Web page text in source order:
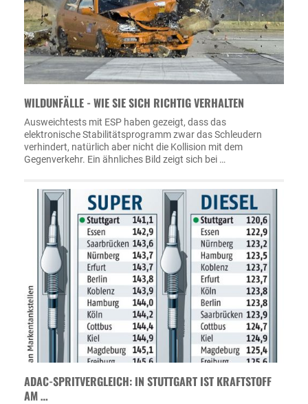
WILDUNFÄLLE - WIE SIE SICH RICHTIG VERHALTEN
Ausweichtests mit ESP haben gezeigt, dass das
elektronische Stabilitätsprogramm zwar das Schleudern
verhindert, natürlich aber nicht die Kollision mit dem
Gegenverkehr. Ein ähnliches Bild zeigt sich bei …
ADAC-SPRITVERGLEICH: IN STUTTGART IST KRAFTSTOFF
AM …